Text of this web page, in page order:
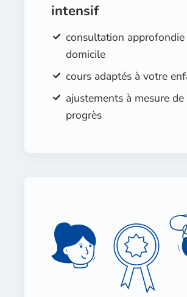
intensif
consultation
domicile
cours adaptés à votre
ajustements à mesure de
progrès